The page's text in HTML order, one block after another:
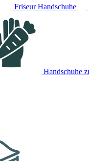
Friseur Handschuhe
Handschuhe